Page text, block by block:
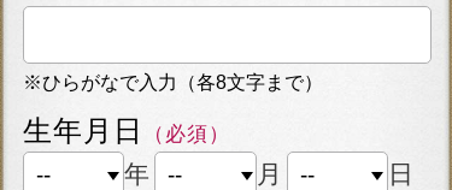
※ひらがなで入力（各8文字まで）
生年月日 （必須）
年 月 日